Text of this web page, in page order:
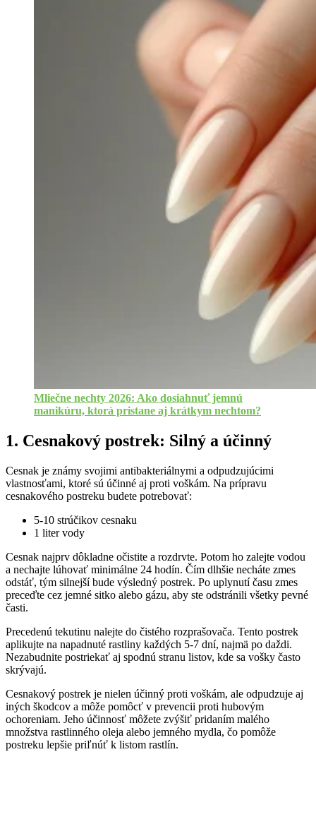
Mliečne nechty 2026: Ako dosiahnuť jemnú
manikúru, ktorá pristane aj krátkym nechtom?
1. Cesnakový postrek: Silný a účinný
Cesnak je známy svojimi antibakteriálnymi a odpudzujúcimi
vlastnosťami, ktoré sú účinné aj proti voškám. Na prípravu
cesnakového postreku budete potrebovať:
5-10 strúčikov cesnaku
1 liter vody
Cesnak najprv dôkladne očistite a rozdrvte. Potom ho zalejte vodou
a nechajte lúhovať minimálne 24 hodín. Čím dlhšie necháte zmes
odstáť, tým silnejší bude výsledný postrek. Po uplynutí času zmes
preceďte cez jemné sitko alebo gázu, aby ste odstránili všetky pevné
časti.
Precedenú tekutinu nalejte do čistého rozprašovača. Tento postrek
aplikujte na napadnuté rastliny každých 5-7 dní, najmä po daždi.
Nezabudnite postriekať aj spodnú stranu listov, kde sa vošky často
skrývajú.
Cesnakový postrek je nielen účinný proti voškám, ale odpudzuje aj
iných škodcov a môže pomôcť v prevencii proti hubovým
ochoreniam. Jeho účinnosť môžete zvýšiť pridaním malého
množstva rastlinného oleja alebo jemného mydla, čo pomôže
postreku lepšie priľnúť k listom rastlín.